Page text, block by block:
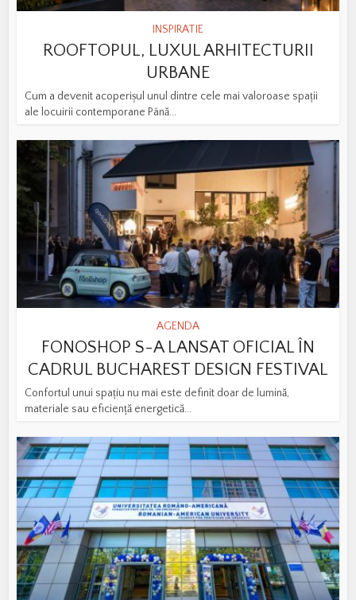
INSPIRATIE
ROOFTOPUL, LUXUL ARHITECTURII
URBANE
Cum a devenit acoperișul unul dintre cele mai valoroase spații
ale locuirii contemporane Până...
AGENDA
FONOSHOP S-A LANSAT OFICIAL ÎN
CADRUL BUCHAREST DESIGN FESTIVAL
Confortul unui spațiu nu mai este definit doar de lumină,
materiale sau eficiență energetică...